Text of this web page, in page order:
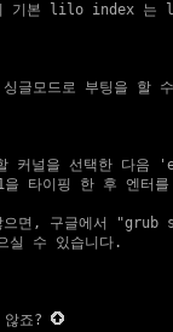
기본 lilo index 는
글모드로 부팅을 할
커널을 선택한 다음
타이핑 한 후 엔터를
면, 구글에서 "grub
실 수 있습니다.
죠?